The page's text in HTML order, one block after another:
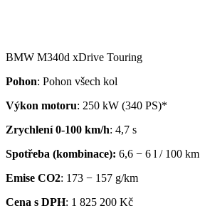
BMW M340d xDrive Touring
Pohon: Pohon všech kol
Výkon motoru: 250 kW (340 PS)*
Zrychlení 0-100 km/h: 4,7 s
Spotřeba (kombinace): 6,6 − 6 l / 100 km
Emise CO2: 173 − 157 g/km
Cena s DPH: 1 825 200 Kč